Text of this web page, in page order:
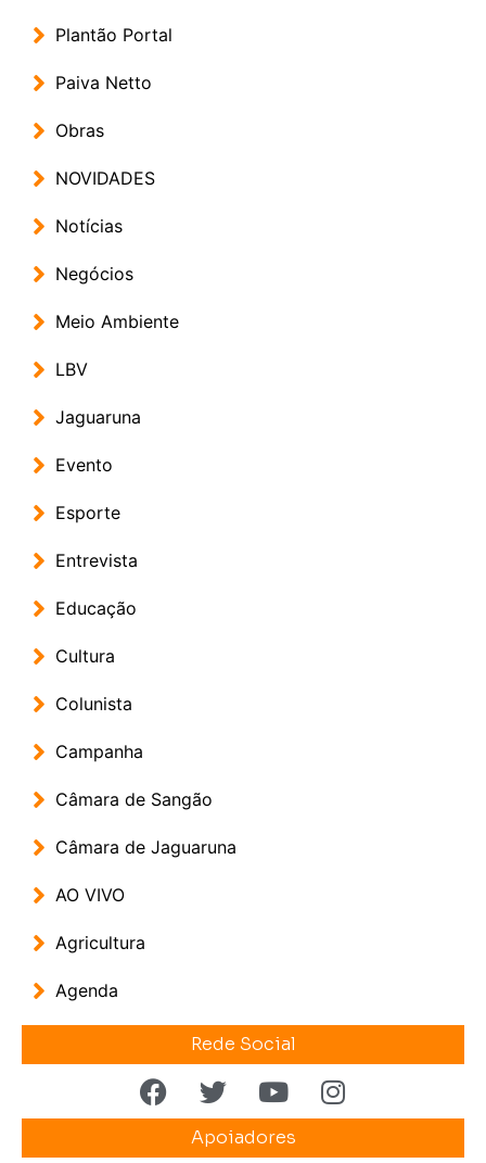
Plantão Portal
Paiva Netto
Obras
NOVIDADES
Notícias
Negócios
Meio Ambiente
LBV
Jaguaruna
Evento
Esporte
Entrevista
Educação
Cultura
Colunista
Campanha
Câmara de Sangão
Câmara de Jaguaruna
AO VIVO
Agricultura
Agenda
Rede Social
Apoiadores